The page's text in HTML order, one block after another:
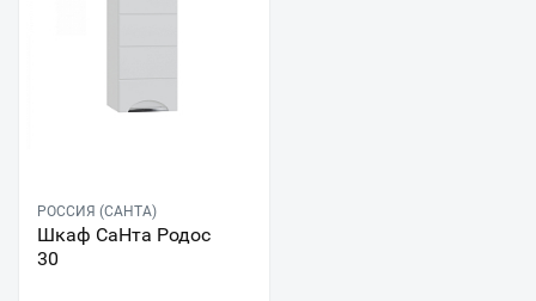
РОССИЯ (САНТА)
Шкаф СаНта Родос
30